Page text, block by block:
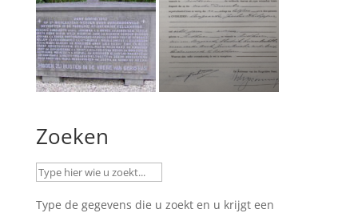
Zoeken
Type de gegevens die u zoekt en u krijgt een